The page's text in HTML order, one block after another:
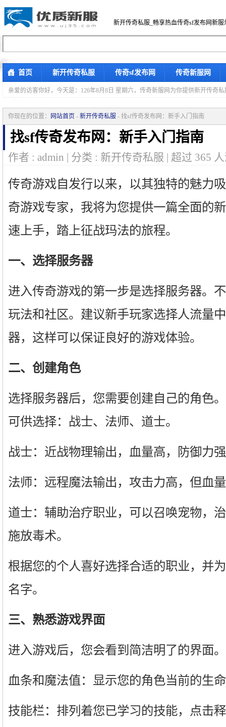
新开传奇私服_畅享热血传奇sf发布网新服
首页 新开传奇私服 传奇sf发布网 传奇新服网
亲爱的访客你好， 今天是：126年8月8日 星期六，传奇新服网为你提供新开传奇
你现在的位置： 网站首页 - 新开传奇私服 - 找sf传奇发布网：新手入门指南
找sf传奇发布网：新手入门指南
作者 : admin | 分类 : 新开传奇私服 | 超过 365
传奇游戏自发行以来，以其独特的魅力
奇游戏专家，我将为您提供一篇全面的
速上手，踏上征战玛法的旅程。
一、选择服务器
进入传奇游戏的第一步是选择服务器。
玩法和社区。建议新手玩家选择人流量
器，这样可以保证良好的游戏体验。
二、创建角色
选择服务器后，您需要创建自己的角色
可供选择：战士、法师、道士。
战士：近战物理输出，血量高，防御力
法师：远程魔法输出，攻击力高，但血
道士：辅助治疗职业，可以召唤宠物，
施放毒术。
根据您的个人喜好选择合适的职业，并
名字。
三、熟悉游戏界面
进入游戏后，您会看到简洁明了的界面
血条和魔法值：显示您的角色当前的生
技能栏：排列着您已学习的技能，点击